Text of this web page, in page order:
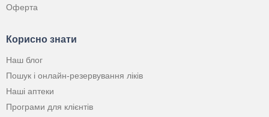
Оферта
Корисно знати
Наш блог
Пошук і онлайн-резервування ліків
Наші аптеки
Програми для клієнтів